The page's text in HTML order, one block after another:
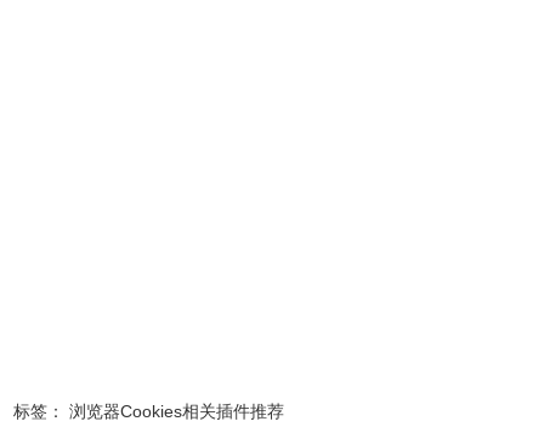
站中所有的cookies信息，并不是Chrome浏览器默认的清理
标签：
浏览器Cookies相关插件推荐